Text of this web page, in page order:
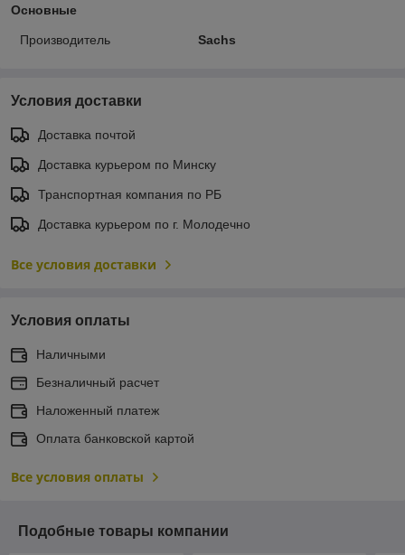
Основные
Производитель Sachs
Условия доставки
Доставка почтой
Доставка курьером по Минску
Транспортная компания по РБ
Доставка курьером по г. Молодечно
Все условия доставки
Условия оплаты
Наличными
Безналичный расчет
Наложенный платеж
Оплата банковской картой
Все условия оплаты
Подобные товары компании